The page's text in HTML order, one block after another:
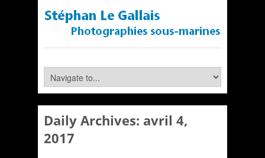
Daily Archives: avril 4,
2017